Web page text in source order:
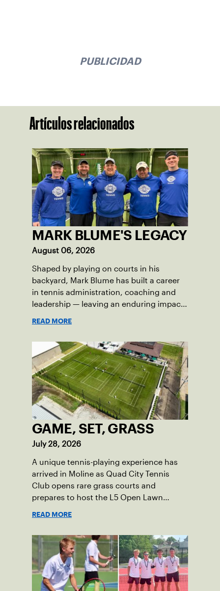
PUBLICIDAD
Artículos relacionados
MARK BLUME'S LEGACY
August 06, 2026
Shaped by playing on courts in his
backyard, Mark Blume has built a career
in tennis administration, coaching and
leadership — leaving an enduring impact
READ MORE
GAME, SET, GRASS
July 28, 2026
A unique tennis-playing experience has
arrived in Moline as Quad City Tennis
Club opens rare grass courts and
prepares to host the L5 Open Lawn
READ MORE